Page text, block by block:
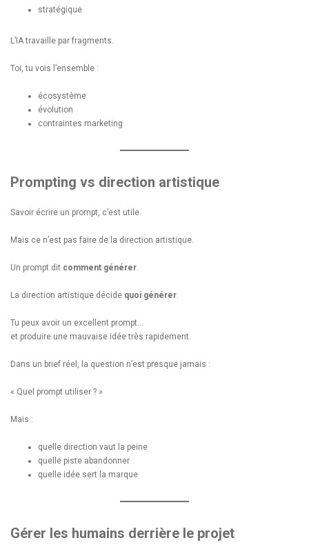
stratégique
L’IA travaille par fragments.
Toi, tu vois l’ensemble :
écosystème
évolution
contraintes marketing
Prompting vs direction artistique
Savoir écrire un prompt, c’est utile.
Mais ce n’est pas faire de la direction artistique.
Un prompt dit comment générer
La direction artistique décide quoi générer
Tu peux avoir un excellent prompt…
et produire une mauvaise idée très rapidement.
Dans un brief réel, la question n’est presque jamais :
« Quel prompt utiliser ? »
Mais :
quelle direction vaut la peine
quelle piste abandonner
quelle idée sert la marque
Gérer les humains derrière le projet